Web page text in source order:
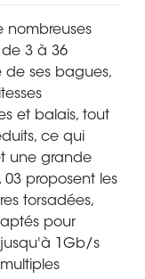
nombreuses
3 à 36
de ses bagues,
et balais, tout
ce qui
une grande
03 proposent les
torsadées,
pour
jusqu'à 1Gb/s